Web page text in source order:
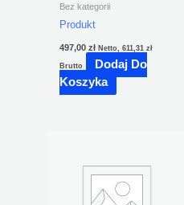
Bez kategorii
Produkt
497,00 zł Netto, 611,31 zł
Brutto
Dodaj Do
Koszyka